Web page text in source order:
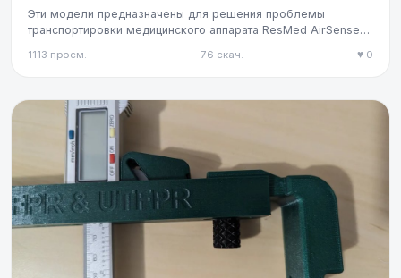
Эти модели предназначены для решения проблемы
транспортировки медицинского аппарата ResMed AirSense™
1113 просм. 76 скач. ♥ 0